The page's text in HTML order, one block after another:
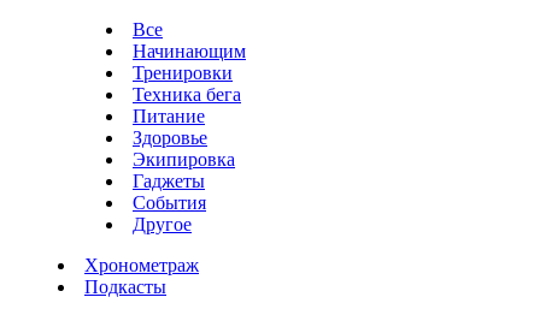
Все
Начинающим
Тренировки
Техника бега
Питание
Здоровье
Экипировка
Гаджеты
События
Другое
Хронометраж
Подкасты